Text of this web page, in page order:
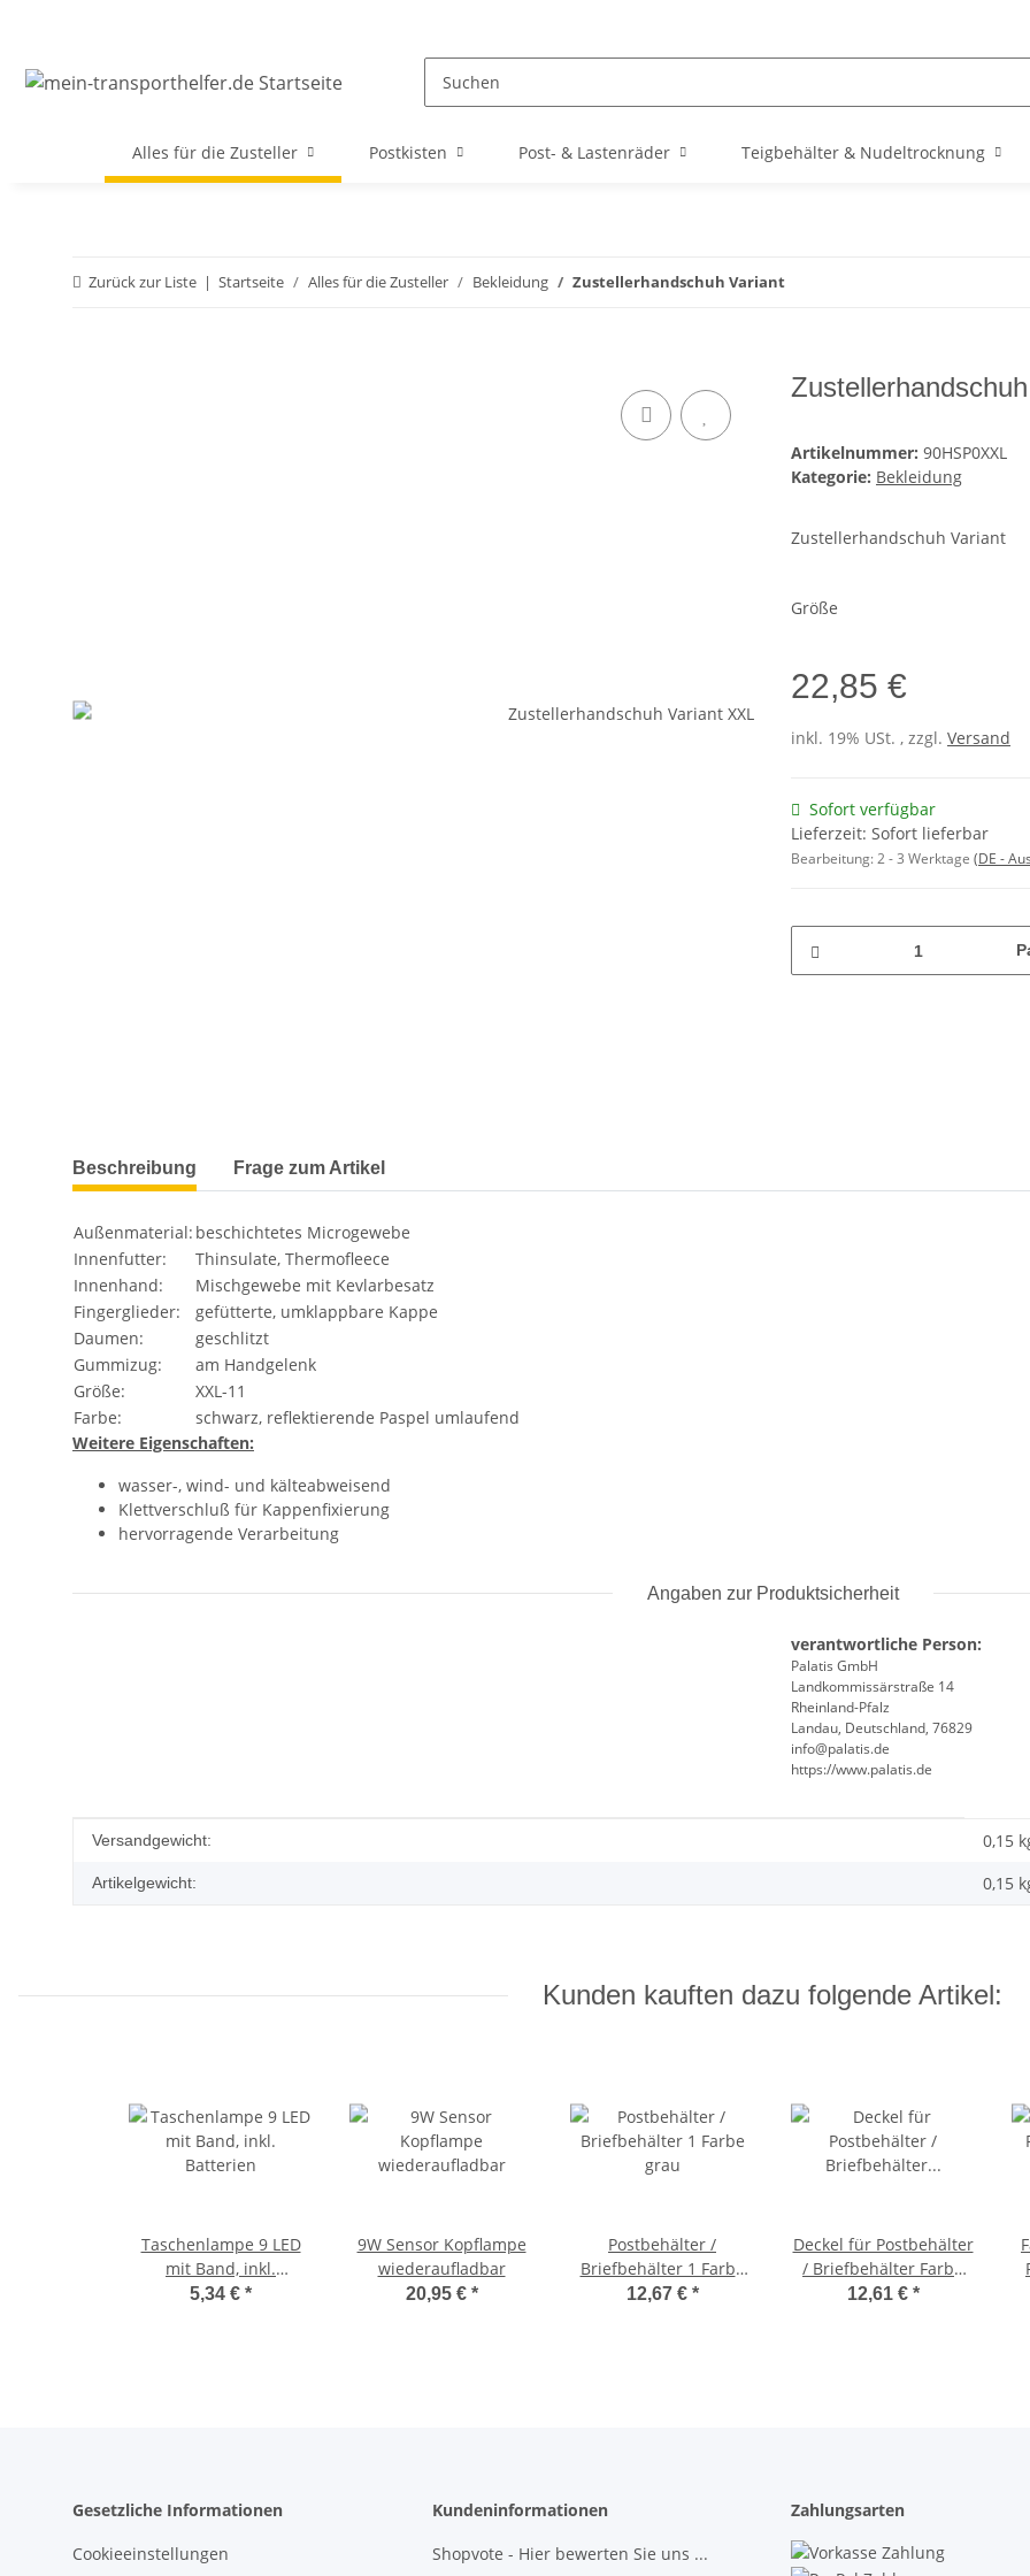
Alles für die Zusteller Postkisten Post- & Lastenräder Teigbehälter & Nudeltrocknung
Zurück zur Liste Startseite Alles für die Zusteller Bekleidung Zustellerhandschuh Variant
Artikelnummer: 90HSP0XXL
Kategorie: Bekleidung
Zustellerhandschuh Variant
Größe
22,85 €
inkl. 19% USt. , zzgl. Versand
Sofort verfügbar
Lieferzeit: Sofort lieferbar
Bearbeitung:2 - 3 Werktage (DE -
weitere Registerkarten anzeigen
Beschreibung Frage zum Artikel
Außenmaterial: beschichtetes Microgewebe
Innenfutter:
Thinsulate, Thermofleece
Innenhand:
Mischgewebe mit Kevlarbesatz
Fingerglieder:
gefütterte, umklappbare Kappe
Daumen:
geschlitzt
Gummizug:
am Handgelenk
Größe:
XXL-11
Farbe:
schwarz, reflektierende Paspel umlaufend
Weitere Eigenschaften:
wasser-, wind- und kälteabweisend
Klettverschluß für Kappenfixierung
hervorragende Verarbeitung
Angaben zur Produktsicherheit
verantwortliche Person:
Palatis GmbH
Landkommissärstraße 14
Rheinland-Pfalz
Landau, Deutschland, 76829
info@palatis.de
https://www.palatis.de
Produkteigenschaft
Wert
Versandgewicht: 0,15
Artikelgewicht: 0,15
Kunden kauften dazu folgende Artikel:
Taschenlampe 9 LED
mit Band, inkl.
Batterien
5,34 € *
9W Sensor Kopflampe
wiederaufladbar
20,95 € *
Postbehälter /
Briefbehälter 1 Farbe
grau
12,67 € *
Deckel für Postbehälter
/ Briefbehälter Farbe
grau mit Einsteckfach
12,61 € *
Gesetzliche Informationen
Cookieeinstellungen
Kundeninformationen
Shopvote - Hier bewerten Sie uns ...
Zahlungsarten